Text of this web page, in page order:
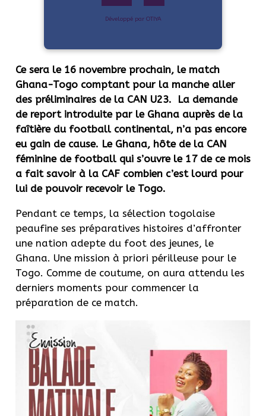
Développé par OTIYA
Ce sera le 16 novembre prochain, le match
Ghana-Togo comptant pour la manche aller
des préliminaires de la CAN U23. La demande
de report introduite par le Ghana auprès de la
faîtière du football continental, n’a pas encore
eu gain de cause. Le Ghana, hôte de la CAN
féminine de football qui s’ouvre le 17 de ce mois
a fait savoir à la CAF combien c’est lourd pour
lui de pouvoir recevoir le Togo.
Pendant ce temps, la sélection togolaise
peaufine ses préparatives histoires d’affronter
une nation adepte du foot des jeunes, le
Ghana. Une mission à priori périlleuse pour le
Togo. Comme de coutume, on aura attendu les
derniers moments pour commencer la
préparation de ce match.